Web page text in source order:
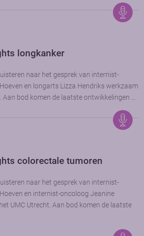
longkanker
naar het gesprek van internist-
en longarts Lizza Hendriks werkzaam
Aan bod komen de laatste ontwikkelingen …
colorectale tumoren
naar het gesprek van internist-
en internist-oncoloog Jeanine
UMC Utrecht. Aan bod komen de laatste